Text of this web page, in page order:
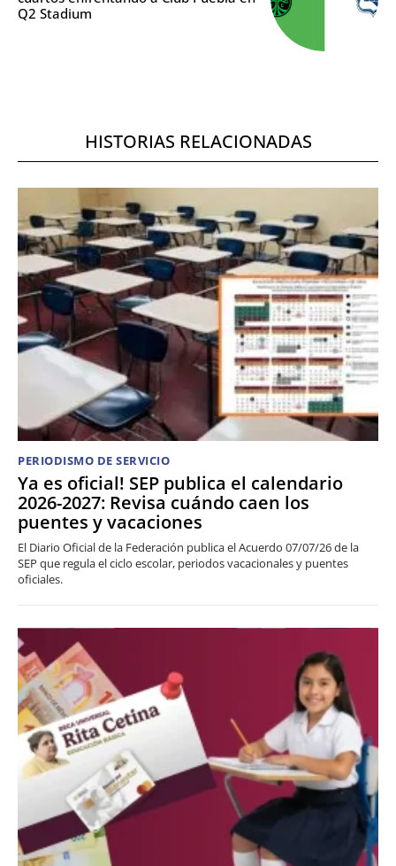
Q2 Stadium
HISTORIAS RELACIONADAS
PERIODISMO DE SERVICIO
Ya es oficial! SEP publica el calendario
2026-2027: Revisa cuándo caen los
puentes y vacaciones
El Diario Oficial de la Federación publica el Acuerdo 07/07/26 de la
SEP que regula el ciclo escolar, periodos vacacionales y puentes
oficiales.